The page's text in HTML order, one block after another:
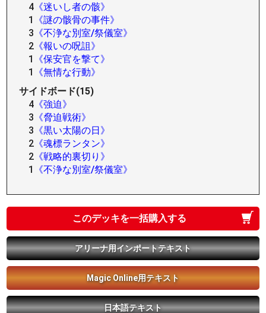
4 《迷いし者の骸》
1
《謎の骸骨の事件》
3 《不浄な別室/祭儀室》
2 《報いの呪詛》
1
《保安官を撃て》
1
《無情な行動》
サイドボード(15)
4 《強迫》
3 《脅迫戦術》
3 《黒い太陽の日》
2 《魂標ランタン》
2 《戦略的裏切り》
1
《不浄な別室/祭儀室》
このデッキを一括購入する
アリーナ用インポートテキスト
Magic Online用テキスト
日本語テキスト